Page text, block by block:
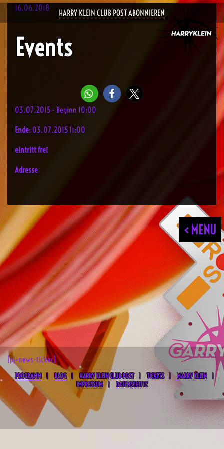
HARRY KLEIN CLUB POST ABONNIEREN
< MENU
16.06.2018
Events
03.07.2015 - Beginn 10:00
Ende: 03.07.2015 11:00
eintritt frei
Adresse
[pj-news-ticker]
PROGRAMM BLOG HARRY KLEIN CLUB POST TICKETS
MARRY KLEIN
IMPRESSUM
DATENSCHUTZ